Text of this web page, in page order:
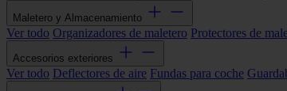
Maletero y Almacenamiento
Ver todo Organizadores de maletero Protectores de
Accesorios exteriores
Ver todo Deflectores de aire Fundas para coche